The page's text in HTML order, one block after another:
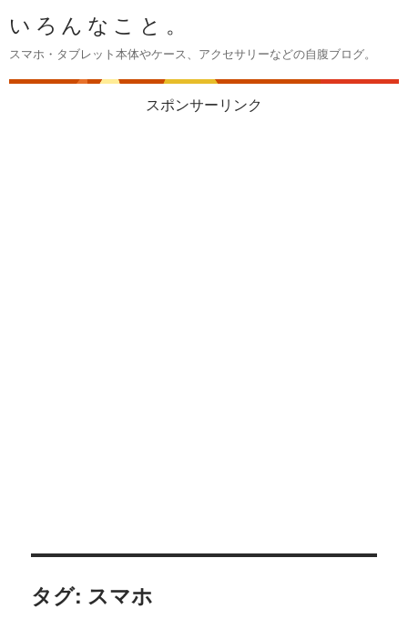
いろんなこと。
スマホ・タブレット本体やケース、アクセサリーなどの自腹ブログ。
スポンサーリンク
タグ: スマホ